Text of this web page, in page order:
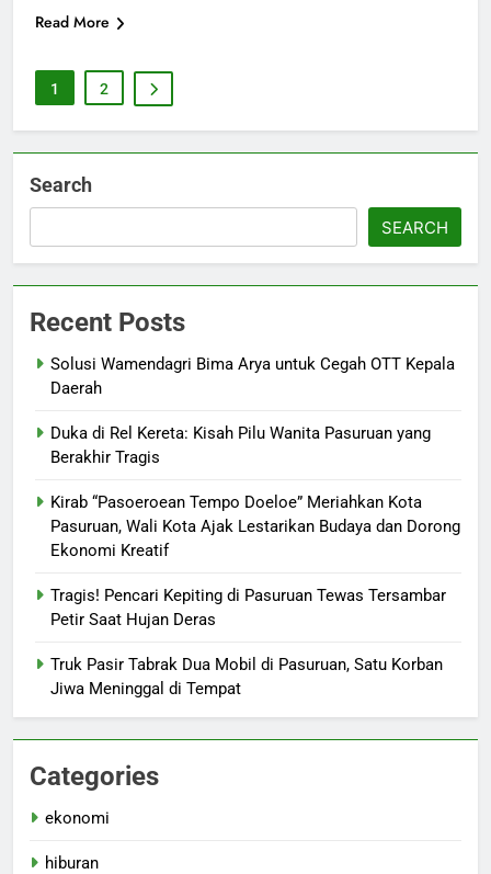
Read More
1 2
Search
SEARCH
Recent Posts
Solusi Wamendagri Bima Arya untuk Cegah OTT Kepala
Daerah
Duka di Rel Kereta: Kisah Pilu Wanita Pasuruan yang
Berakhir Tragis
Kirab “Pasoeroean Tempo Doeloe” Meriahkan Kota
Pasuruan, Wali Kota Ajak Lestarikan Budaya dan Dorong
Ekonomi Kreatif
Tragis! Pencari Kepiting di Pasuruan Tewas Tersambar
Petir Saat Hujan Deras
Truk Pasir Tabrak Dua Mobil di Pasuruan, Satu Korban
Jiwa Meninggal di Tempat
Categories
ekonomi
hiburan